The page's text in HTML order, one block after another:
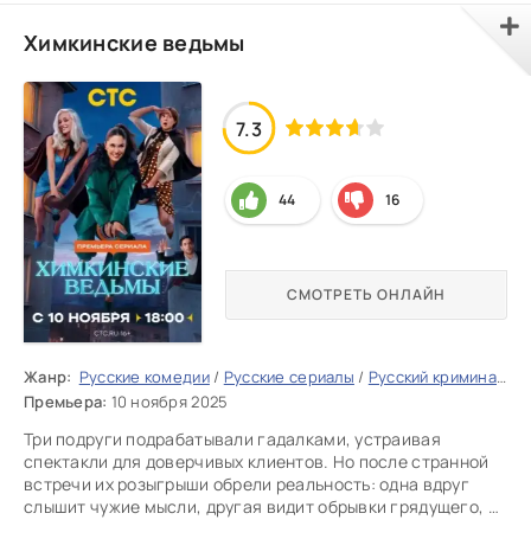
Химкинские ведьмы
Жанр: Русские комедии/ Русские сериалы / Русский криминал
Премьера: 10 ноября 2025
Три подруги подрабатывали гадалками, устраивая
спектакли для доверчивых клиентов. Но после странной
встречи их розыгрыши обрели реальность: одна вдруг
слышит чужие мысли, другая видит обрывки грядущего, а
СМОТРЕТЬ ОНЛАЙН
7.3
44 16